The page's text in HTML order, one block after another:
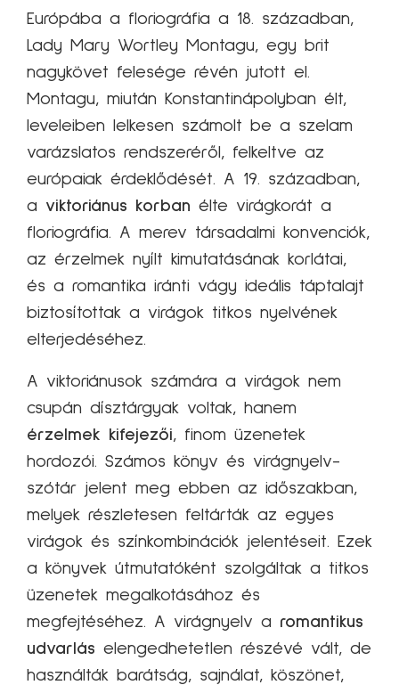
Európába a floriográfia a 18. században,
Lady Mary Wortley Montagu, egy brit
nagykövet felesége révén jutott el.
Montagu, miután Konstantinápolyban élt,
leveleiben lelkesen számolt be a szelam
varázslatos rendszeréről, felkeltve az
európaiak érdeklődését. A 19. században,
a viktoriánus korban élte virágkorát a
floriográfia. A merev társadalmi konvenciók,
az érzelmek nyílt kimutatásának korlátai,
és a romantika iránti vágy ideális táptalajt
biztosítottak a virágok titkos nyelvének
elterjedéséhez.
A viktoriánusok számára a virágok nem
csupán dísztárgyak voltak, hanem
érzelmek kifejezői, finom üzenetek
hordozói. Számos könyv és virágnyelv-
szótár jelent meg ebben az időszakban,
melyek részletesen feltárták az egyes
virágok és színkombinációk jelentéseit. Ezek
a könyvek útmutatóként szolgáltak a titkos
üzenetek megalkotásához és
megfejtéséhez. A virágnyelv a romantikus
udvarlás elengedhetetlen részévé vált, de
használták barátság, sajnálat, köszönet,